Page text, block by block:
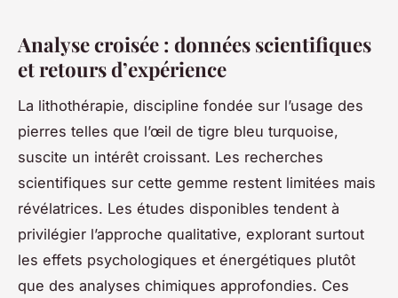
Analyse croisée : données scientifiques
et retours d’expérience
La lithothérapie, discipline fondée sur l’usage des
pierres telles que l’œil de tigre bleu turquoise,
suscite un intérêt croissant. Les recherches
scientifiques sur cette gemme restent limitées mais
révélatrices. Les études disponibles tendent à
privilégier l’approche qualitative, explorant surtout
les effets psychologiques et énergétiques plutôt
que des analyses chimiques approfondies. Ces